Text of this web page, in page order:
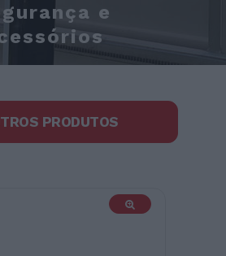
e
PRODUTOS